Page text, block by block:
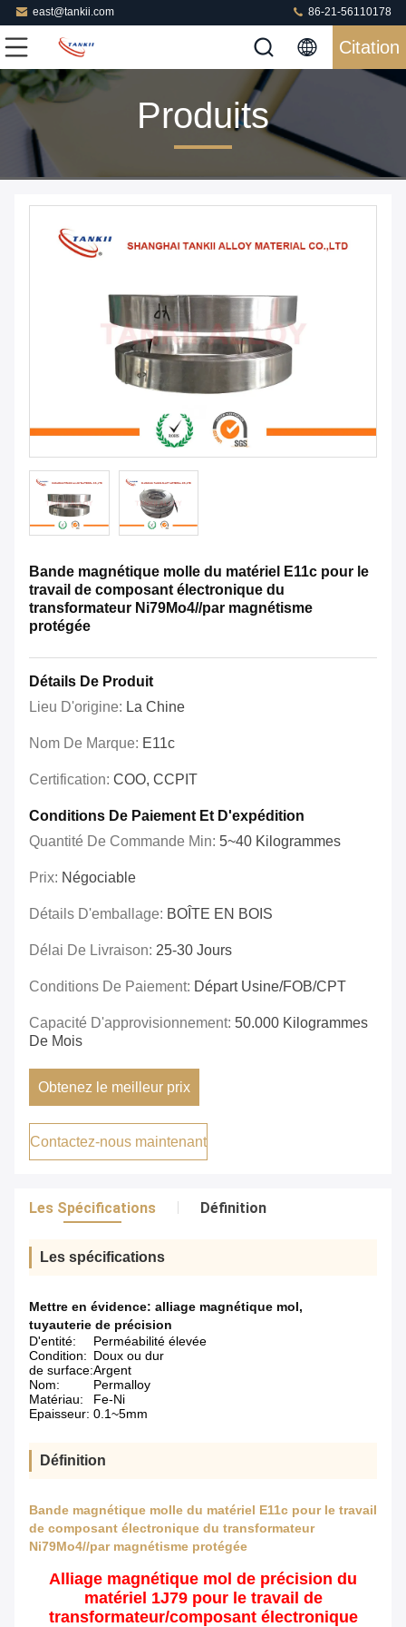
east@tankii.com 86-21-56110178
Citation
Produits
Bande magnétique molle du matériel E11c pour le
travail de composant électronique du
transformateur Ni79Mo4//par magnétisme
protégée
Détails De Produit
Lieu D'origine: La Chine
Nom De Marque: E11c
Certification: COO, CCPIT
Conditions De Paiement Et D'expédition
Quantité De Commande Min: 5~40 Kilogrammes
Prix: Négociable
Détails D'emballage: BOÎTE EN BOIS
Délai De Livraison: 25-30 Jours
Conditions De Paiement: Départ Usine/FOB/CPT
Capacité D'approvisionnement: 50.000 Kilogrammes
De Mois
Obtenez le meilleur prix
Contactez-nous maintenant
Les Spécifications Définition
Les spécifications
Mettre en évidence: alliage magnétique mol,
tuyauterie de précision
D'entité:
Perméabilité élevée
Condition: Doux ou dur
de surface:Argent
Nom:
Permalloy
Matériau:
Fe-Ni
Epaisseur: 0.1~5mm
Définition
Bande magnétique molle du matériel E11c pour le travail
de composant électronique du transformateur
Ni79Mo4//par magnétisme protégée
Alliage magnétique mol de précision du
matériel 1J79 pour le travail de
transformateur/composant électronique